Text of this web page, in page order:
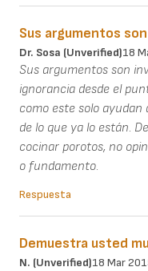
Sus argumentos
Dr. Sosa (unverified)18
Sus argumentos son
ignorancia desde el
como este solo
de lo que ya lo están.
cocinar porotos, no
o fundamento.
Respuesta
Demuestra usted
N. (unverified)18 Mar